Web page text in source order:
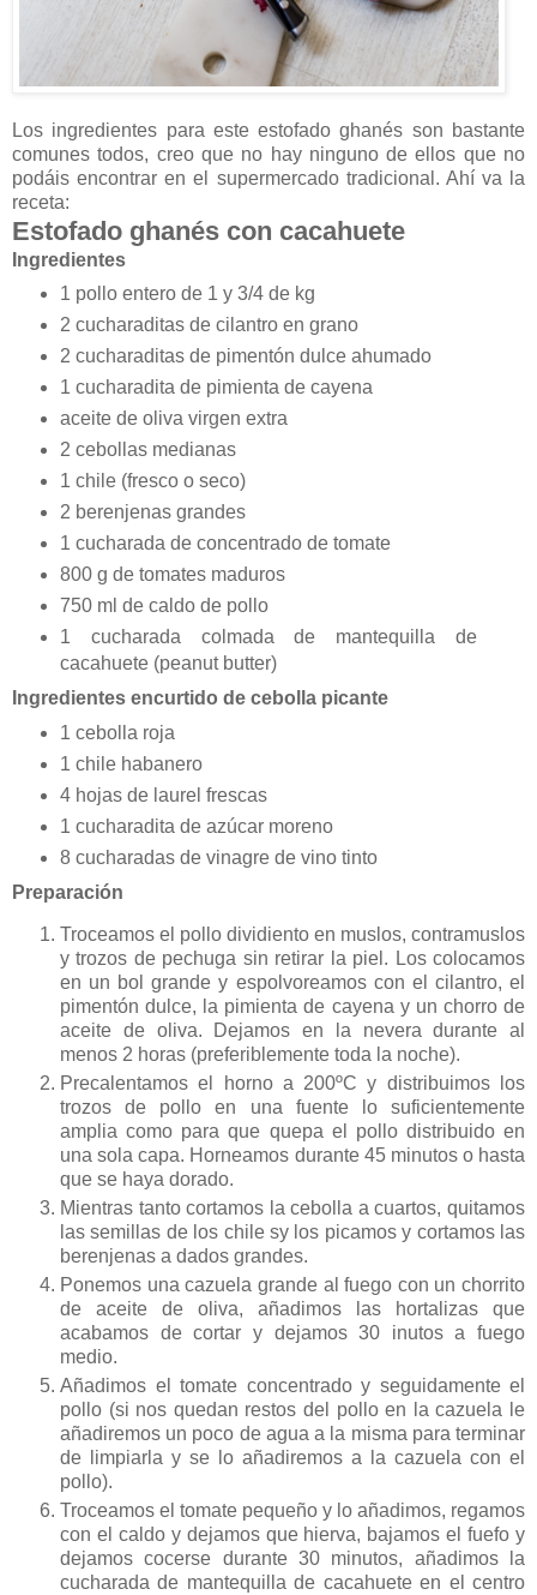
Los ingredientes para este estofado ghanés son bastante
comunes todos, creo que no hay ninguno de ellos que no
podáis encontrar en el supermercado tradicional. Ahí va la
receta:
Estofado ghanés con cacahuete
Ingredientes
1 pollo entero de 1 y 3/4 de kg
2 cucharaditas de cilantro en grano
2 cucharaditas de pimentón dulce ahumado
1 cucharadita de pimienta de cayena
aceite de oliva virgen extra
2 cebollas medianas
1 chile (fresco o seco)
2 berenjenas grandes
1 cucharada de concentrado de tomate
800 g de tomates maduros
750 ml de caldo de pollo
1 cucharada colmada de mantequilla de
cacahuete (peanut butter)
Ingredientes encurtido de cebolla picante
1 cebolla roja
1 chile habanero
4 hojas de laurel frescas
1 cucharadita de azúcar moreno
8 cucharadas de vinagre de vino tinto
Preparación
Troceamos el pollo dividiento en muslos, contramuslos
y trozos de pechuga sin retirar la piel. Los colocamos
en un bol grande y espolvoreamos con el cilantro, el
pimentón dulce, la pimienta de cayena y un chorro de
aceite de oliva. Dejamos en la nevera durante al
menos 2 horas (preferiblemente toda la noche).
Precalentamos el horno a 200ºC y distribuimos los
trozos de pollo en una fuente lo suficientemente
amplia como para que quepa el pollo distribuido en
una sola capa. Horneamos durante 45 minutos o hasta
que se haya dorado.
Mientras tanto cortamos la cebolla a cuartos, quitamos
las semillas de los chile sy los picamos y cortamos las
berenjenas a dados grandes.
Ponemos una cazuela grande al fuego con un chorrito
de aceite de oliva, añadimos las hortalizas que
acabamos de cortar y dejamos 30 inutos a fuego
medio.
Añadimos el tomate concentrado y seguidamente el
pollo (si nos quedan restos del pollo en la cazuela le
añadiremos un poco de agua a la misma para terminar
de limpiarla y se lo añadiremos a la cazuela con el
pollo).
Troceamos el tomate pequeño y lo añadimos, regamos
con el caldo y dejamos que hierva, bajamos el fuefo y
dejamos cocerse durante 30 minutos, añadimos la
cucharada de mantequilla de cacahuete en el centro